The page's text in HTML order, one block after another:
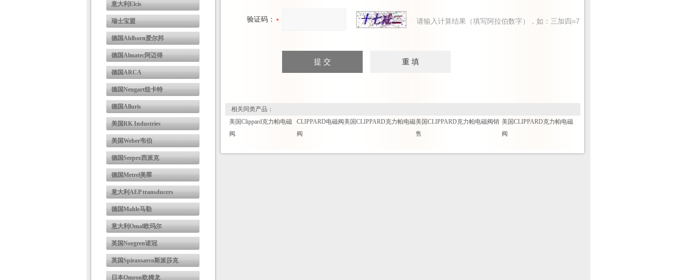
意大利Elcis
瑞士宝盟
德国Ahlborn爱尔邦
德国Almatec阿迈得
德国ARCA
德国Neugart纽卡特
德国Alluris
美国RK Industries
美国Weber韦伯
德国Seepex西派克
德国Metrel美翠
意大利AEP transducers
德国Mahle马勒
意大利Omal欧玛尔
英国Norgren诺冠
英国Spiraxsarco斯派莎克
日本Omron欧姆龙
验证码： 请输入计算结果（填写阿拉伯数字），如：三加四=7
相关同类产品：
美国Clippard克力帕电磁
阀.
CLIPPARD电磁阀美国CLIPPARD克力帕电磁
阀
美国CLIPPARD克力帕电磁阀销
售
美国CLIPPARD克力帕电磁
阀